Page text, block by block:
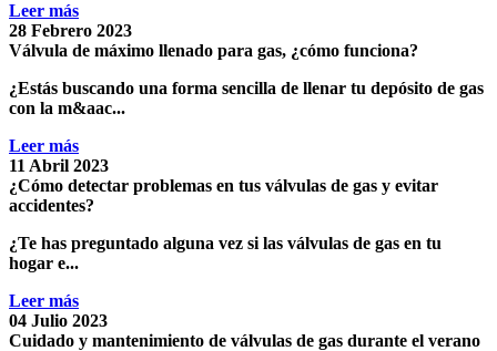
Leer más
28 Febrero 2023
Válvula de máximo llenado para gas, ¿cómo funciona?
¿Estás buscando una forma sencilla de llenar tu depósito de gas
con la m&aac...
Leer más
11 Abril 2023
¿Cómo detectar problemas en tus válvulas de gas y evitar
accidentes?
¿Te has preguntado alguna vez si las válvulas de gas en tu
hogar e...
Leer más
04 Julio 2023
Cuidado y mantenimiento de válvulas de gas durante el verano